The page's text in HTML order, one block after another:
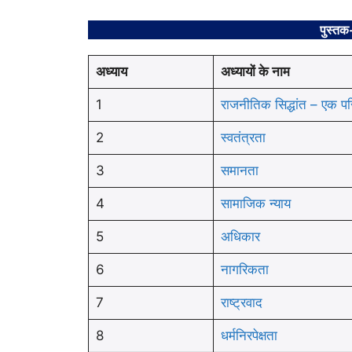
पुस्तक-
अध्याय अध्यायों के नाम
1 राजनीतिक सिद्धांत – एक
2 स्वतंत्रता
3 समानता
4 सामाजिक न्याय
5 अधिकार
6 नागरिकता
7 राष्ट्रवाद
8 धर्मनिरपेक्षता